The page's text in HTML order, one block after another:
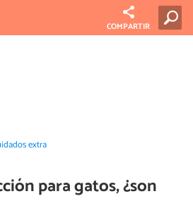
COMPARTIR
extra
para gatos, ¿son